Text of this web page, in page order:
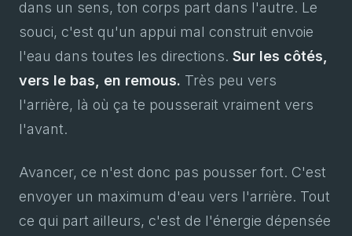
dans un sens, ton corps part dans l'autre. Le
souci, c'est qu'un appui mal construit envoie
l'eau dans toutes les directions. Sur les côtés,
vers le bas, en remous. Très peu vers
l'arrière, là où ça te pousserait vraiment vers
l'avant.
Avancer, ce n'est donc pas pousser fort. C'est
envoyer un maximum d'eau vers l'arrière. Tout
ce qui part ailleurs, c'est de l'énergie dépensée